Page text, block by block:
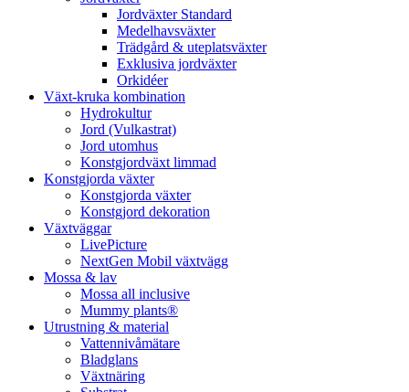
Jordväxter Standard
Medelhavsväxter
Trädgård & uteplatsväxter
Exklusiva jordväxter
Orkidéer
Växt-kruka kombination
Hydrokultur
Jord (Vulkastrat)
Jord utomhus
Konstgjordväxt limmad
Konstgjorda växter
Konstgjorda växter
Konstgjord dekoration
Växtväggar
LivePicture
NextGen Mobil växtvägg
Mossa & lav
Mossa all inclusive
Mummy plants®
Utrustning & material
Vattennivåmätare
Bladglans
Växtnäring